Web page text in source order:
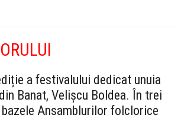
a festivalului dedicat unuia
Banat, Velișcu Boldea. În trei
Ansamblurilor folclorice